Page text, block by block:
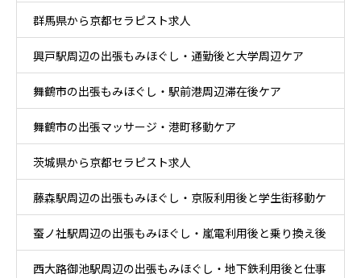
群馬県から京都セラピスト求人
興戸駅周辺の出張もみほぐし・通勤後と大学周辺ケア
舞鶴市の出張もみほぐし・駅前港周辺滞在後ケア
舞鶴市の出張マッサージ・港町移動ケア
茨城県から京都セラピスト求人
藤森駅周辺の出張もみほぐし・京阪利用後と学生街移動ケ
ア
蚕ノ社駅周辺の出張もみほぐし・嵐電利用後と乗り換え後
ケア
西大路御池駅周辺の出張もみほぐし・地下鉄利用後と仕事